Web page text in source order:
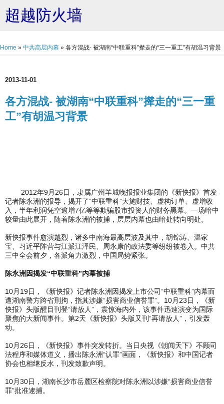
超越防火墙
Home » 中共高层内幕 » 各方混战- 被湖南“中联重科”撵走的“三一重工”有胡温习背景
2013-11-01
各方混战- 被湖南“中联重科”撵走的“三一重
工”有胡温习背景
2012年9月26日，隶属广州羊城晚报报业集团的《新快报》首发
记者陈永洲的报导，揭开了“中联重科”大施财技、虚构订单、虚增收
入，半年利润凭空逾增7亿等等欺骗股市投资人的财务黑幕。一场暗中
较量由此展开，随着陈永洲的被捕，层层内幕也由暗处转向明处。
新快报事件愈演越烈，诸多中南海最高层波及其中，胡锦涛、温家
宝、习近平阵营与江派江泽民、周永康的政法委等纷纷被卷入。中共
三中全会前夕，各派角力激烈，中国局势紧张。
陈永洲因揭发“中联重科”内幕被捕
10月19日，《新快报》记者陈永洲因揭发上市公司“中联重科”内幕而
遭湖南警方跨省刑拘，指其涉嫌“损害商业信誉罪”。10月23日，《新
快报》头版醒目刊登“请放人”，震惊海内外，该事件迅速演变为国际
聚焦的大新闻事件。第2天《新快报》头版又刊“再请放人”，引发轰
动。
10月26日，《新快报》事件突发转折。当日央视《朝闻天下》不顾司
法程序和媒体道义，播出陈永洲“认罪”画面，《新快报》和中国记者
协会也相继反水，刊发致歉声明。
10月30日，湖南长沙市岳麓区检察院对陈永洲以涉嫌“损害商业信誉
罪”批准逮捕。